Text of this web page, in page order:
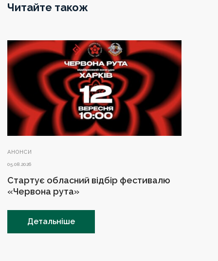
Читайте також
АНОНСИ
05.08.2026
Стартує обласний відбір фестивалю
«Червона рута»
Детальніше